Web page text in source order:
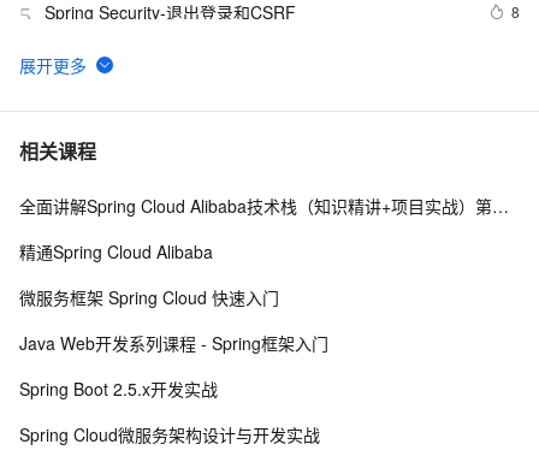
5 8
6 spring boot 2以上版本整合mybatis
7
8 Spring Cloud微服务面试题
10使用Spring Cloud Stream集成消息中间件
相关课程
全面讲解Spring Cloud Alibaba技术栈（知识精讲+项目实战）第一阶段
精通Spring Cloud Alibaba
微服务框架 Spring Cloud 快速入门
Java Web开发系列课程 - Spring框架入门
Spring Boot 2.5.x开发实战
Spring Cloud微服务架构设计与开发实战